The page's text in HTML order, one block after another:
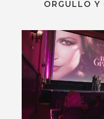
ORGULLO Y